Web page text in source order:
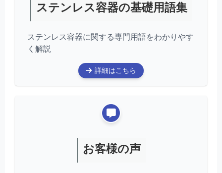
ステンレス容器の基礎用語集
ステンレス容器に関する専門用語をわかりやす
く解説
詳細はこちら
お客様の声